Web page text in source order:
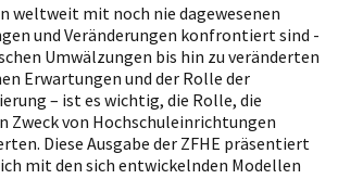
weltweit mit noch nie dagewesenen
und Veränderungen konfrontiert sind -
Umwälzungen bis hin zu veränderten
Erwartungen und der Rolle der
– ist es wichtig, die Rolle, die
Zweck von Hochschuleinrichtungen
Diese Ausgabe der ZFHE präsentiert
mit den sich entwickelnden Modellen